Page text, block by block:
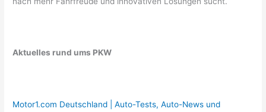
Aktuelles rund ums PKW
Motor1.com Deutschland | Auto-Tests, Auto-News und